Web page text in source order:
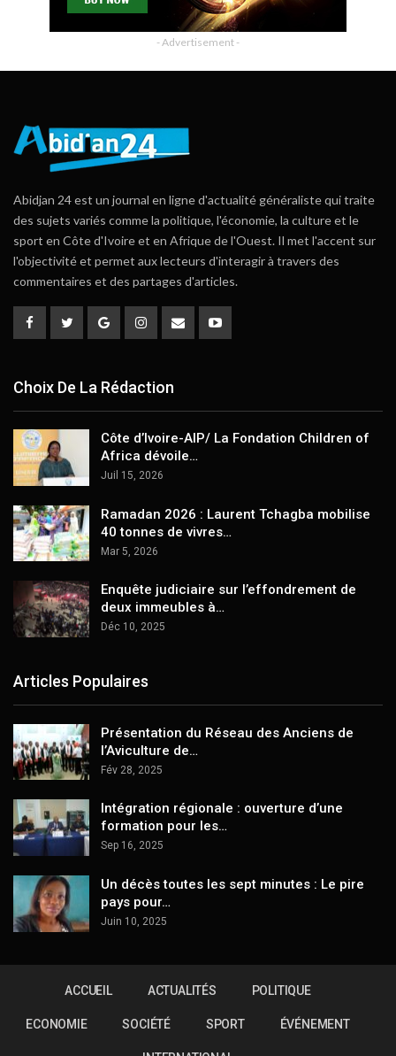
- Advertisement -
Abidjan 24 est un journal en ligne d'actualité généraliste qui traite
des sujets variés comme la politique, l'économie, la culture et le
sport en Côte d'Ivoire et en Afrique de l'Ouest. Il met l'accent sur
l'objectivité et permet aux lecteurs d'interagir à travers des
commentaires et des partages d'articles.
Choix De La Rédaction
Côte d’Ivoire-AIP/ La Fondation Children of
Africa dévoile…
Juil 15, 2026
Ramadan 2026 : Laurent Tchagba mobilise
40 tonnes de vivres…
Mar 5, 2026
Enquête judiciaire sur l’effondrement de
deux immeubles à…
Déc 10, 2025
Articles Populaires
Présentation du Réseau des Anciens de
l’Aviculture de…
Fév 28, 2025
Intégration régionale : ouverture d’une
formation pour les…
Sep 16, 2025
Un décès toutes les sept minutes : Le pire
pays pour…
Juin 10, 2025
ACCUEIL ACTUALITÉS POLITIQUE
ECONOMIE SOCIÉTÉ SPORT ÉVÉNEMENT